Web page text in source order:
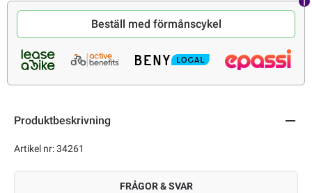
Beställ med förmånscykel
Produktbeskrivning
Artikel nr: 34261
FRÅGOR & SVAR